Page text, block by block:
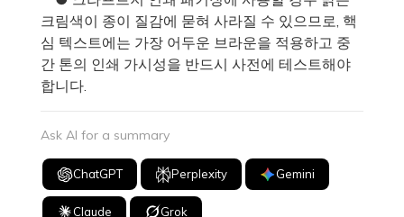
크림색이 종이 질감에 묻혀 사라질 수 있으므로, 핵
심 텍스트에는 가장 어두운 브라운을 적용하고 중
간 톤의 인쇄 가시성을 반드시 사전에 테스트해야
합니다.
Ask AI for a summary
ChatGPT Perplexity Gemini
Claude Grok